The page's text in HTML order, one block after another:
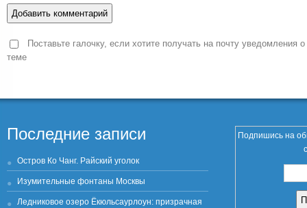
Поставьте галочку, если хотите получать на почту уведомления
теме
Последние записи
Остров Ко Чанг. Райский уголок
Изумительные фонтаны Москвы
Ледниковое озеро Ёкюльсаурлоун: призрачная
Подпишись на